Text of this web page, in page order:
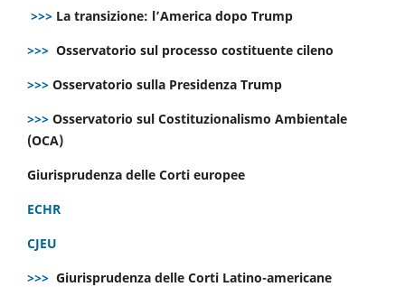
>>> La transizione: l’America dopo Trump
>>> Osservatorio sul processo costituente cileno
>>> Osservatorio sulla Presidenza Trump
>>> Osservatorio sul Costituzionalismo Ambientale
(OCA)
Giurisprudenza delle Corti europee
ECHR
CJEU
>>> Giurisprudenza delle Corti Latino-americane